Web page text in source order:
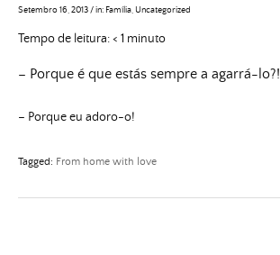
Setembro 16, 2013/in: Família Uncategorized
Tempo de leitura:< 1 minuto
– Porque é que estás sempre a agarrá-lo?!
– Porque eu adoro-o!
Tagged: From home with love